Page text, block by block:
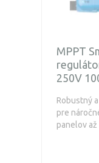
MPPT
250V
Robustný
pre
panelov až